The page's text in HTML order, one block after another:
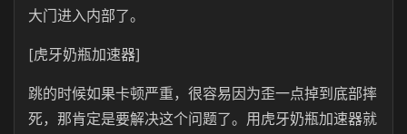
大门进入内部了。
[虎牙奶瓶加速器]
跳的时候如果卡顿严重，很容易因为歪一点掉到底部摔
死，那肯定是要解决这个问题了。用虎牙奶瓶加速器就